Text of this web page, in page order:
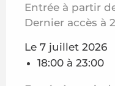
Entrée à partir
Dernier accès à
Le 7 juillet 2026
18:00 à 23:00